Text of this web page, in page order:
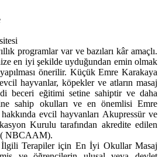
programlar var ve bazıları kâr amaçlı.
en iyi şekilde uyduğundan emin olmak
önerilir. Küçük Emre Karakaya
hayvanlar, köpekler ve atların masaj
beceri eğitimi setine sahiptir ve daha
sahip okulları ve en önemlisi Emre
evcil hayvanları Akupressür ve
Kurulu tarafından akredite edilen
( NBCAAM).
Terapiler için En İyi Okullar Masaj